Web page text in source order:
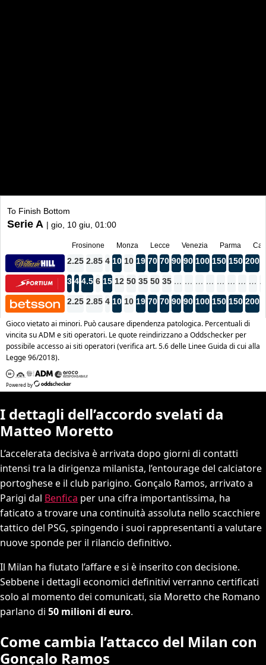
I dettagli dell’accordo svelati da
Matteo Moretto
L’accelerata decisiva è arrivata dopo giorni di contatti
intensi tra la dirigenza milanista, l’entourage del calciatore
portoghese e il club parigino. Gonçalo Ramos, arrivato a
Parigi dal Benfica per una cifra importantissima, ha
faticato a trovare una continuità assoluta nello scacchiere
tattico del PSG, spingendo i suoi rappresentanti a valutare
nuove sponde per il rilancio definitivo.
Il Milan ha fiutato l’affare e si è inserito con decisione.
Sebbene i dettagli economici definitivi verranno certificati
solo al momento dei comunicati, sia Moretto che Romano
parlano di 50 milioni di euro.
Come cambia l’attacco del Milan con
Gonçalo Ramos